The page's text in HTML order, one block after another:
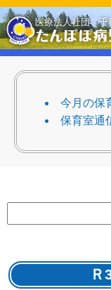
トップ 登
保育室の一日
今月の保
保育室通
Ｒ